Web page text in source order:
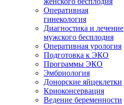
Оперативная
гинекология
Диагностика и лечение
мужского бесплодия
Оперативная урология
Подготовка к ЭКО
Программы ЭКО
Эмбриология
Донорские яйцеклетки
Криоконсервация
Ведение беременности